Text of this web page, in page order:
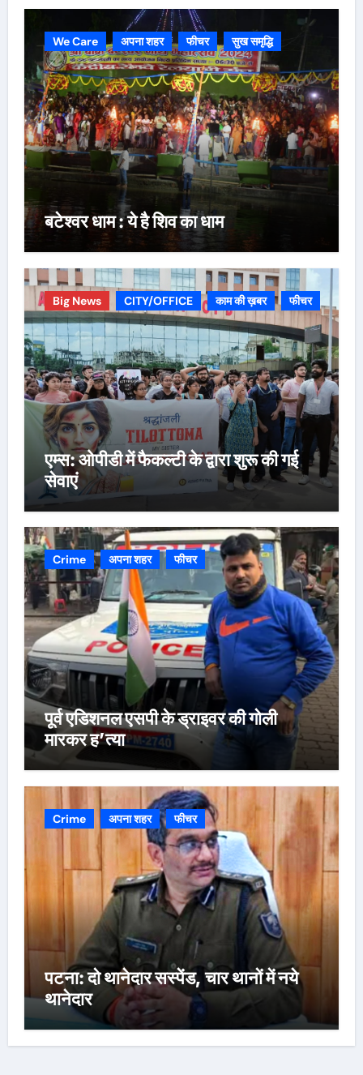
We Care अपना शहर फीचर सुख समृद्धि
बटेश्वर धाम : ये है शिव का धाम
Big News CITY/OFFICE काम की ख़बर फीचर
एम्स: ओपीडी में फैकल्टी के द्वारा शुरू की गई
सेवाएं
Crime अपना शहर फीचर
पूर्व एडिशनल एसपी के ड्राइवर की गोली
मारकर ह’त्या
Crime अपना शहर फीचर
पटना: दो थानेदार सस्पेंड, चार थानों में नये
थानेदार